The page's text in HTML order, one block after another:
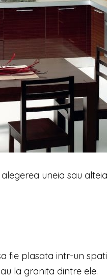
uneia sau
fie plasata intr-un
la granita dintre ele.